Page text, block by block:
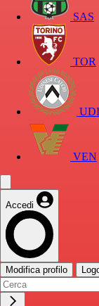
SAS
TOR
UDI
VEN
Accedi
Modifica profilo